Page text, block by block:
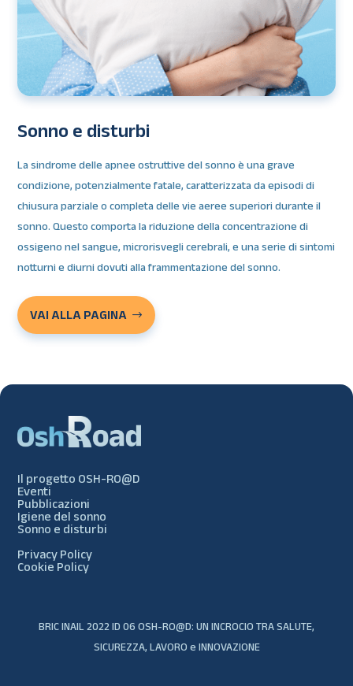
Sonno e disturbi
La sindrome delle apnee ostruttive del sonno è una grave
condizione, potenzialmente fatale, caratterizzata da episodi di
chiusura parziale o completa delle vie aeree superiori durante il
sonno. Questo comporta la riduzione della concentrazione di
ossigeno nel sangue, microrisvegli cerebrali, e una serie di sintomi
notturni e diurni dovuti alla frammentazione del sonno.
VAI ALLA PAGINA
Il progetto OSH-RO@D
Eventi
Pubblicazioni
Igiene del sonno
Sonno e disturbi
Privacy Policy
Cookie Policy
BRIC INAIL 2022 ID 06 OSH-RO@D: UN INCROCIO TRA SALUTE,
SICUREZZA, LAVORO e INNOVAZIONE